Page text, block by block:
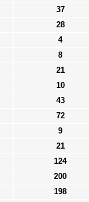
37
28
4
8
21
10
43
72
9
21
124
200
198